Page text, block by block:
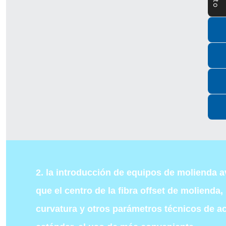
2. la introducción de equipos de molienda
que el centro de la fibra offset de
curvatura y otros parámetros técnicos de